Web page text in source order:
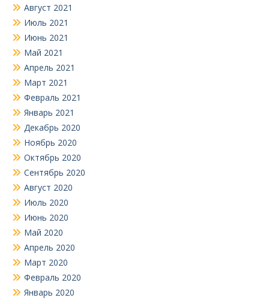
Август 2021
Июль 2021
Июнь 2021
Май 2021
Апрель 2021
Март 2021
Февраль 2021
Январь 2021
Декабрь 2020
Ноябрь 2020
Октябрь 2020
Сентябрь 2020
Август 2020
Июль 2020
Июнь 2020
Май 2020
Апрель 2020
Март 2020
Февраль 2020
Январь 2020